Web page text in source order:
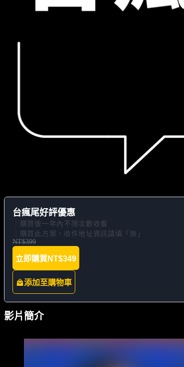
台瘋尾好評優惠
｜購買後一年內不限次數收看
｜購買此方案，收件地址資訊請填「無」
NT$399
立即購買 NT$349
添加至購物車
影片簡介